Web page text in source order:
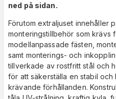
ned på sidan.
Förutom extraljuset innehåller
monteringstillbehör som krävs
modellanpassade fästen,
samt monterings- och
tillverkade av rostfritt stål och
för att säkerställa en stabil
krävande förhållanden.